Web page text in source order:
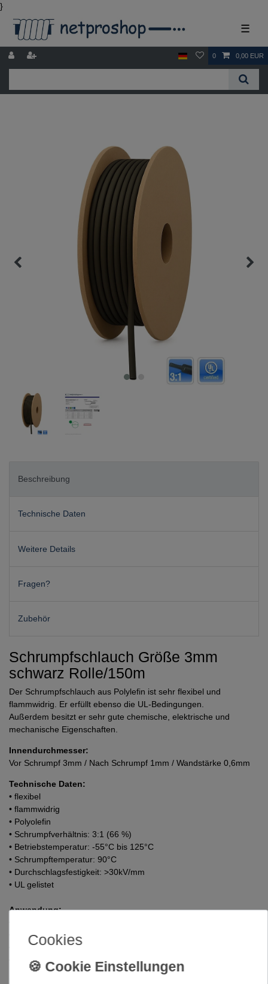
}
☰
0 0,00 EUR
Beschreibung
Technische Daten
Weitere Details
Fragen?
Zubehör
Schrumpfschlauch Größe 3mm
schwarz Rolle/150m
Der Schrumpfschlauch aus Polylefin ist sehr flexibel und
flammwidrig. Er erfüllt ebenso die UL-Bedingungen.
Außerdem besitzt er sehr gute chemische, elektrische und
mechanische Eigenschaften.
Innendurchmesser:
Vor Schrumpf 3mm / Nach Schrumpf 1mm / Wandstärke 0,6mm
Technische Daten:
• flexibel
• flammwidrig
• Polyolefin
• Schrumpfverhältnis: 3:1 (66 %)
• Betriebstemperatur: -55°C bis 125°C
• Schrumpftemperatur: 90°C
• Durchschlagsfestigkeit: >30kV/mm
• UL gelistet
Anwendung:
• Bündelung von Kabeln
• Mechanischer Schutz in der Elektro- und Autoindustrie
• Bei Bedarf an hoher Ausdehnung
Cookies